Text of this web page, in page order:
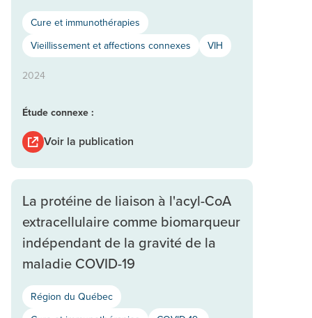
Cure et immunothérapies
Vieillissement et affections connexes
VIH
2024
Étude connexe :
Voir la publication
La protéine de liaison à l'acyl-CoA
extracellulaire comme biomarqueur
indépendant de la gravité de la
maladie COVID-19
Région du Québec